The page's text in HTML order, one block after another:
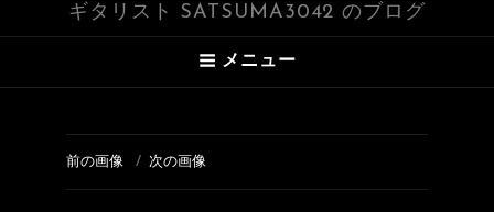
ギタリスト SATSUMA3042 のブログ
メニュー
前の画像 次の画像